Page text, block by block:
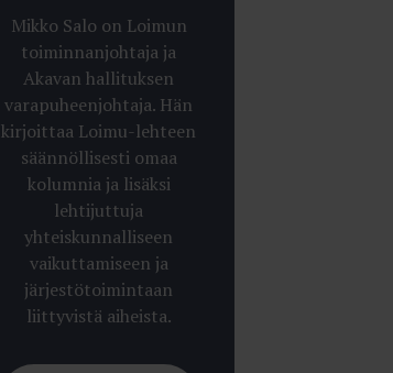
Mikko Salo on Loimun
toiminnanjohtaja ja
Akavan hallituksen
varapuheenjohtaja. Hän
kirjoittaa Loimu-lehteen
säännöllisesti omaa
kolumnia ja lisäksi
lehtijuttuja
yhteiskunnalliseen
vaikuttamiseen ja
järjestötoimintaan
liittyvistä aiheista.